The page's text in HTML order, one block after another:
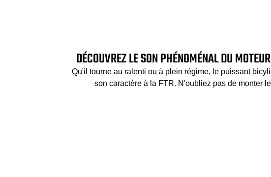
DÉCOUVREZ LE SON PHÉNOMÉNAL DU
Qu'il tourne au ralenti ou à plein régime, le puissant
son caractère à la FTR. N'oubliez pas de monter